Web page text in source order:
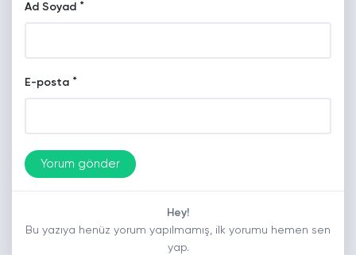
Ad Soyad *
E-posta *
Hey!
Bu yazıya henüz yorum yapılmamış, ilk yorumu hemen sen
yap.